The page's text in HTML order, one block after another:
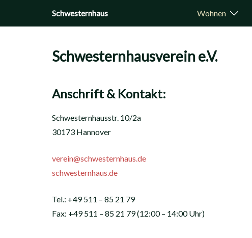
Schwesternhaus Wohnen
Schwesternhausverein e.V.
Anschrift & Kontakt:
Schwesternhausstr. 10/2a
30173 Hannover
verein@schwesternhaus.de
schwesternhaus.de
Tel.: +49 511 – 85 21 79
Fax: +49 511 – 85 21 79 (12:00 – 14:00 Uhr)